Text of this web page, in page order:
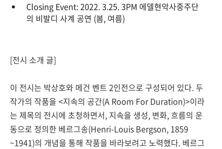
Closing Event: 2022. 3.25. 3PM 에델현악사중주단
의 비발디 사계 공연 (봄, 여름)
[전시 소개 글]
이 전시는 박상호와 메건 벤트 2인전으로 구성되어 있다. 두
작가의 작품을 <지속의 공간(A Room For Duration)>이라
는 제목의 전시에 초청하면서, 지속을 생성, 변화, 흐름의 운
동으로 정의한 베르그송(Henri-Louis Bergson, 1859
~1941)의 개념을 통해 작품을 바라보려고 노력했다. 베르그